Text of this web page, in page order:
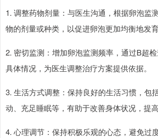
1. 调整药物剂量：与医生沟通，根据卵泡监
物的剂量或种类，以促进卵泡更加均衡地发育
2. 密切监测：增加卵泡监测频率，通过B超
具体情况，为医生调整治疗方案提供依据。
3. 生活方式调整：保持良好的生活习惯，包
动、充足睡眠等，有助于改善身体状况，提高
4. 心理调节：保持积极乐观的心态，避免过